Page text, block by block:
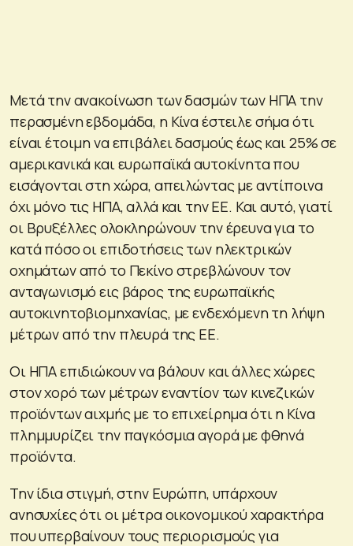
Μετά την ανακοίνωση των δασμών των ΗΠΑ την
περασμένη εβδομάδα, η Κίνα έστειλε σήμα ότι
είναι έτοιμη να επιβάλει δασμούς έως και 25% σε
αμερικανικά και ευρωπαϊκά αυτοκίνητα που
εισάγονται στη χώρα, απειλώντας με αντίποινα
όχι μόνο τις ΗΠΑ, αλλά και την ΕΕ. Και αυτό, γιατί
οι Βρυξέλλες ολοκληρώνουν την έρευνα για το
κατά πόσο οι επιδοτήσεις των ηλεκτρικών
οχημάτων από το Πεκίνο στρεβλώνουν τον
ανταγωνισμό εις βάρος της ευρωπαϊκής
αυτοκινητοβιομηχανίας, με ενδεχόμενη τη λήψη
μέτρων από την πλευρά της ΕΕ.
Οι ΗΠΑ επιδιώκουν να βάλουν και άλλες χώρες
στον χορό των μέτρων εναντίον των κινεζικών
προϊόντων αιχμής με το επιχείρημα ότι η Κίνα
πλημμυρίζει την παγκόσμια αγορά με φθηνά
προϊόντα.
Την ίδια στιγμή, στην Ευρώπη, υπάρχουν
ανησυχίες ότι οι μέτρα οικονομικού χαρακτήρα
που υπερβαίνουν τους περιορισμούς για